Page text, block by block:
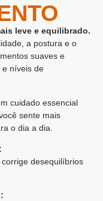
leve e equilibrado.
a postura e o
suaves e
e níveis de
cuidado essencial
sente mais
o dia a dia.
desequilíbrios